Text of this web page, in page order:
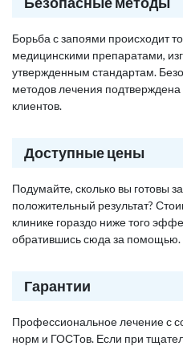
Борьба с запоями происходит
медицинскими препаратами,
утвержденным стандартам.
методов лечения
клиентов.
Доступные цены
Подумайте, сколько вы готовы
положительный результат?
клинике гораздо ниже того
обратившись сюда за помощью.
Гарантии
Профессиональное лечение с
норм и ГОСТов. Если при